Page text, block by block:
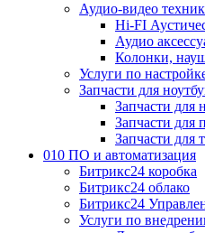
Аудио-видео
Hi-FI
Аудио
Колонки,
Услуги по
Запчасти для
Запчасти для
Запчасти для
Запчасти для
010 ПО и автоматизация
Битрикс24 коробка
Битрикс24 облако
Битрикс24
Услуги по